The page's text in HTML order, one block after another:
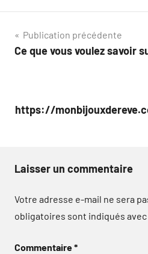
Navigation
de
Publication précédente
Ce que vous voulez savoir
https://
Laisser un commentaire
Votre adresse e-mail ne sera
obligatoires sont indiqués avec
Commentaire*